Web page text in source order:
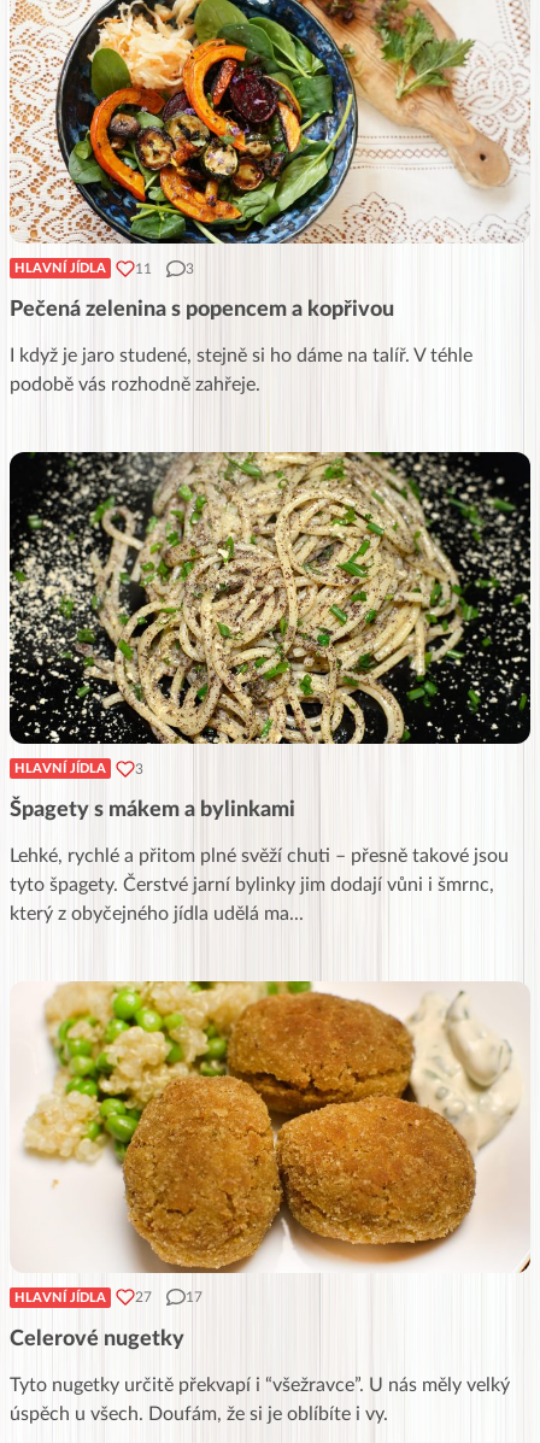
HLAVNÍ JÍDLA 11 3
Pečená zelenina s popencem a kopřivou
I když je jaro studené, stejně si ho dáme na talíř. V téhle
podobě vás rozhodně zahřeje.
HLAVNÍ JÍDLA 3
Špagety s mákem a bylinkami
Lehké, rychlé a přitom plné svěží chuti – přesně takové jsou
tyto špagety. Čerstvé jarní bylinky jim dodají vůni i šmrnc,
který z obyčejného jídla udělá ma...
HLAVNÍ JÍDLA 27 17
Celerové nugetky
Tyto nugetky určitě překvapí i “všežravce”. U nás měly velký
úspěch u všech. Doufám, že si je oblíbíte i vy.